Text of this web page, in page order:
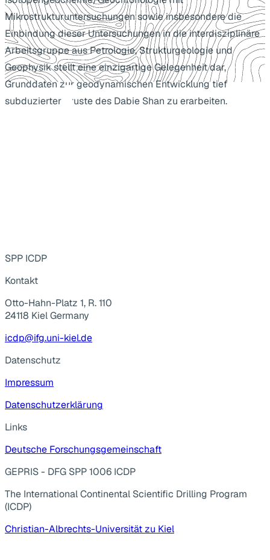
Mikrostrukturuntersuchungen sowie insbesondere die
Einbindung dieser Untersuchungen in die interdisziplinäre
Arbeitsgruppe aus Petrologie, Strukturgeologie und
Geophysik stellt eine einzigartige Gelegenheit dar,
Grunddaten zur geodynamischen Entwicklung tief
subduzierter Kruste des Dabie Shan zu erarbeiten.
SPP ICDP
Kontakt
Otto-Hahn-Platz 1, R. 110
24118 Kiel Germany
icdp@ifg.uni-kiel.de
Datenschutz
Impressum
Datenschutzerklärung
Links
Deutsche Forschungsgemeinschaft
GEPRIS - DFG SPP 1006 ICDP
The International Continental Scientific Drilling Program
(ICDP)
Christian-Albrechts-Universität zu Kiel